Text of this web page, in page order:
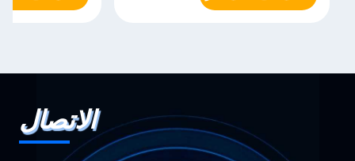
الاتصال